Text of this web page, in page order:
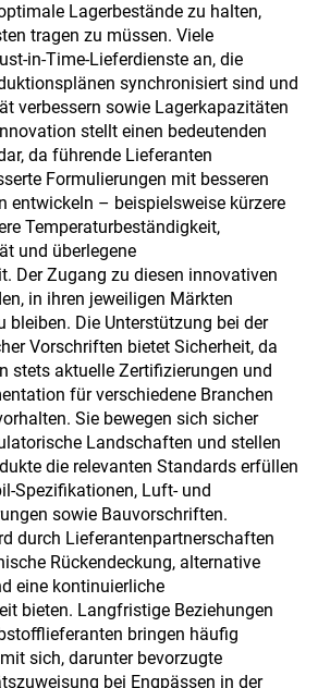
Lagerbestände zu halten,
tragen zu müssen. Viele
in-Time-Lieferdienste an, die
synchronisiert sind und
verbessern sowie Lagerkapazitäten
stellt einen bedeutenden
da führende Lieferanten
Formulierungen mit besseren
entwickeln – beispielsweise kürzere
Temperaturbeständigkeit,
und überlegene
Der Zugang zu diesen innovativen
in ihren jeweiligen Märkten
bleiben. Die Unterstützung bei der
Vorschriften bietet Sicherheit, da
stets aktuelle Zertifizierungen und
für verschiedene Branchen
Sie bewegen sich sicher
Landschaften und stellen
die relevanten Standards erfüllen
Spezifikationen, Luft- und
sowie Bauvorschriften.
durch Lieferantenpartnerschaften
Rückendeckung, alternative
eine kontinuierliche
bieten. Langfristige Beziehungen
bringen häufig
sich, darunter bevorzugte
bei Engpässen in der